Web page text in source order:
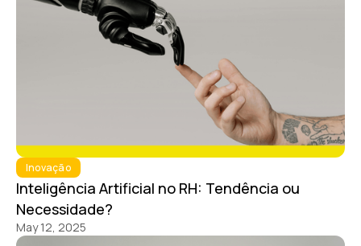
Inovação
Inteligência Artificial no RH: Tendência ou
Necessidade?
May 12, 2025